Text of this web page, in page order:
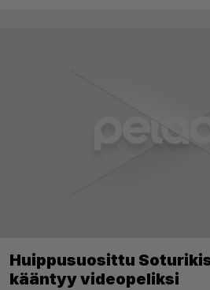
Huippusuosittu
kääntyy videopeliksi